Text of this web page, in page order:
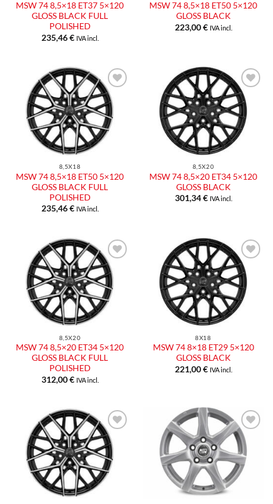
MSW 74 8,5×18 ET37 5×120
GLOSS BLACK FULL
POLISHED
235,46€ IVA incl.
MSW 74 8,5×18 ET50 5×120
GLOSS BLACK
223,00€ IVA incl.
8,5X18
MSW 74 8,5×18 ET50 5×120
GLOSS BLACK FULL
POLISHED
235,46€ IVA incl.
8,5X20
MSW 74 8,5×20 ET34 5×120
GLOSS BLACK
301,34€ IVA incl.
8,5X20
MSW 74 8,5×20 ET34 5×120
GLOSS BLACK FULL
POLISHED
312,00€ IVA incl.
8X18
MSW 74 8×18 ET29 5×120
GLOSS BLACK
221,00€ IVA incl.